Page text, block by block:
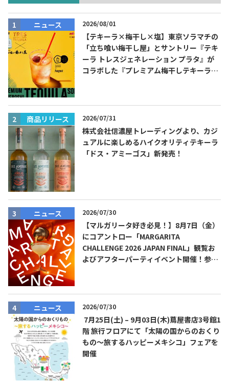
ニュース 2026/08/01
【テキーラ×梅干し×塩】東京ソラマチの
「立ち喰い梅干し屋」とサントリー『テキ
ーラ トレスジェネレーション プラタ』が
コラボした『プレミアム梅干しテキーラソ
商品リリース 2026/07/31
株式会社信濃屋トレーディングより、カジ
ュアルに楽しめるハイクオリティテキーラ
「ドス・アミーゴス」新発売！
ニュース 2026/07/30
【マルガリータ好き必見！】8月7日（金）
にコアントロー「MARGARITA
CHALLENGE 2026 JAPAN FINAL」観覧お
よびアフターパーティイベント開催！参加
ニュース 2026/07/30
7月25日(土) – 9月03日(木)蔦屋書店3号館1
階 旅行フロアにて「太陽の国からのおくり
もの～旅するハッピーメキシコ」フェアを
開催